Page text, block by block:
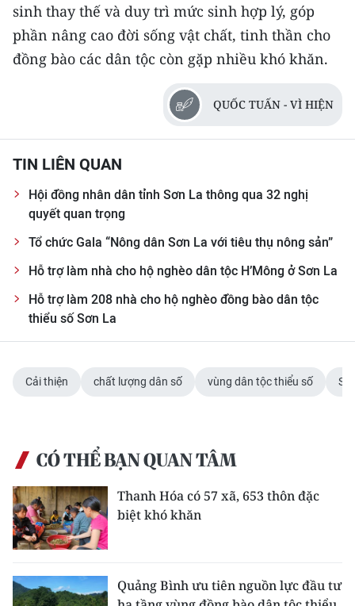
VỀ BÁO NHÂN DÂN
THỜI NAY
MUA BÁO
ĐỌC BÁO IN
ENGLISH
中文
FRANÇAIS
РУССКИЙ
한국어
sinh thay thế và duy trì mức sinh hợp lý, góp
phần nâng cao đời sống vật chất, tinh thần cho
đồng bào các dân tộc còn gặp nhiều khó khăn.
QUỐC TUẤN - VÌ HIỆN
TIN LIÊN QUAN
Hội đồng nhân dân tỉnh Sơn La thông qua 32 nghị
quyết quan trọng
Tổ chức Gala “Nông dân Sơn La với tiêu thụ nông sản”
Hỗ trợ làm nhà cho hộ nghèo dân tộc H’Mông ở Sơn La
Hỗ trợ làm 208 nhà cho hộ nghèo đồng bào dân tộc
thiểu số Sơn La
Cải thiện chất lượng dân số vùng dân tộc thiểu số
CÓ THỂ BẠN QUAN TÂM
Thanh Hóa có 57 xã, 653 thôn đặc
biệt khó khăn
Quảng Bình ưu tiên nguồn lực đầu tư